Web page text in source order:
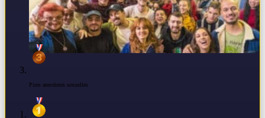
Pires anecdotes sexuelles